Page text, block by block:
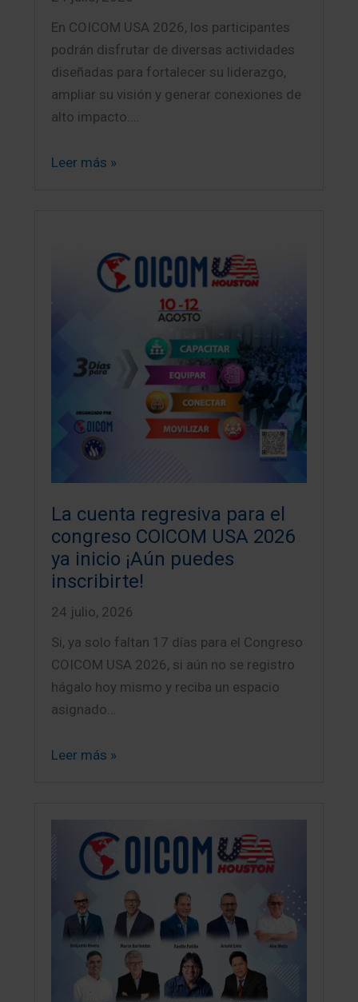
En COICOM USA 2026, los participantes
podrán disfrutar de diversas actividades
diseñadas para fortalecer su liderazgo,
ampliar su visión y generar conexiones de
alto impacto.…
Leer más »
La cuenta regresiva para el
congreso COICOM USA 2026
ya inicio ¡Aún puedes
inscribirte!
24 julio, 2026
Si, ya solo faltan 17 días para el Congreso
COICOM USA 2026, si aún no se registro
hágalo hoy mismo y reciba un espacio
asignado…
Leer más »